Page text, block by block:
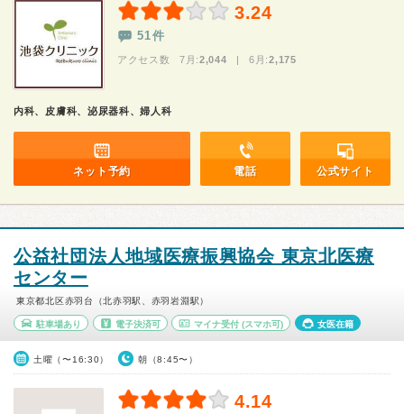
3.24
51件
アクセス数 7月:2,044 | 6月:2,175
内科、皮膚科、泌尿器科、婦人科
ネット予約 電話 公式サイト
公益社団法人地域医療振興協会 東京北医療
センター
東京都北区赤羽台（北赤羽駅、赤羽岩淵駅）
駐車場あり 電子決済可 マイナ受付 (スマホ可) 女医在籍
土曜（〜16:30） 朝（8:45〜）
4.14